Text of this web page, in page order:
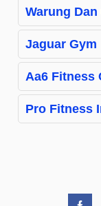
Warung
Jaguar Gym
Aa6 Fitness
Pro Fitness